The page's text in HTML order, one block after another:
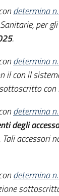
determina
per
.
determina
il con il
con
determina
degli
Tali
determina